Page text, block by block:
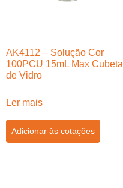
AK4112 – Solução Cor
100PCU 15mL Max Cubeta
de Vidro
Ler mais
Adicionar às cotações